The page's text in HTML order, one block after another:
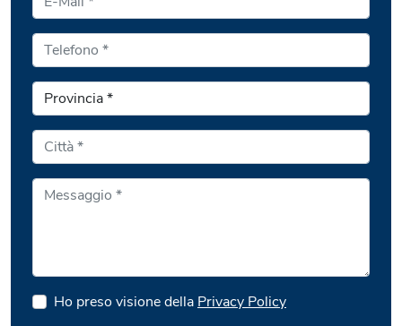
Ho preso visione della Privacy Policy